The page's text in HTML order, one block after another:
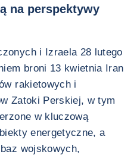
na perspektywy
i Izraela 28 lutego
broni 13 kwietnia Iran
rakietowych i
Zatoki Perskiej, w tym
w kluczową
energetyczne, a
wojskowych,